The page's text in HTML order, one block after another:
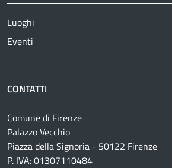
Luoghi
Eventi
CONTATTI
Comune di Firenze
Palazzo Vecchio
Piazza della Signoria - 50122 Firenze
P. IVA: 01307110484